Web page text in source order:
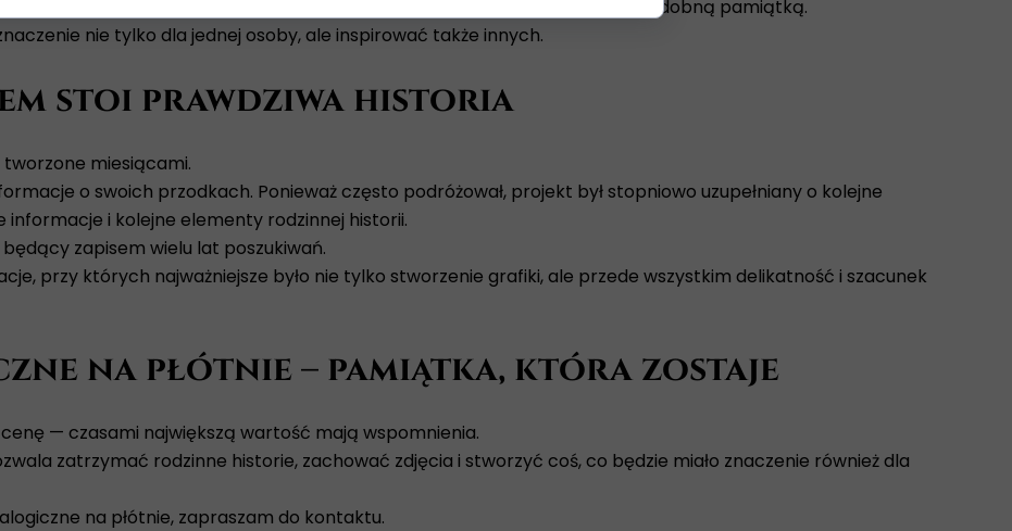
odbiorcom, co przyniosło kolejne zapytania od osób zainteresowanych podobną pamiątką.
nie tylko dla jednej osoby, ale inspirować także innych.
stoi prawdziwa historia
miesiącami.
o swoich przodkach. Ponieważ często podróżował, projekt był stopniowo uzupełniany o kolejne
informacje i kolejne elementy rodzinnej historii.
zapisem wielu lat poszukiwań.
przy których najważniejsze było nie tylko stworzenie grafiki, ale przede wszystkim delikatność i szacunek
na płótnie – pamiątka, która zostaje
— czasami największą wartość mają wspomnienia.
zatrzymać rodzinne historie, zachować zdjęcia i stworzyć coś, co będzie miało znaczenie również dla
na płótnie, zapraszam do kontaktu.